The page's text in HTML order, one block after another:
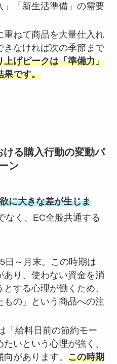
」「新生活準備」の需要
ねて商品を大量仕入れ
きなければ次の季節まで
上げピークは「準備力」
果です。
ける購入行動の変動パ
ン
に大きな差が生じま
なく、EC全般共通する
～月末。この時期は
あり、使わない資金を消
する心理が働くため、
もの」という商品への注
「給料日前の節約モー
いという心理が強く、
があります。 この時期